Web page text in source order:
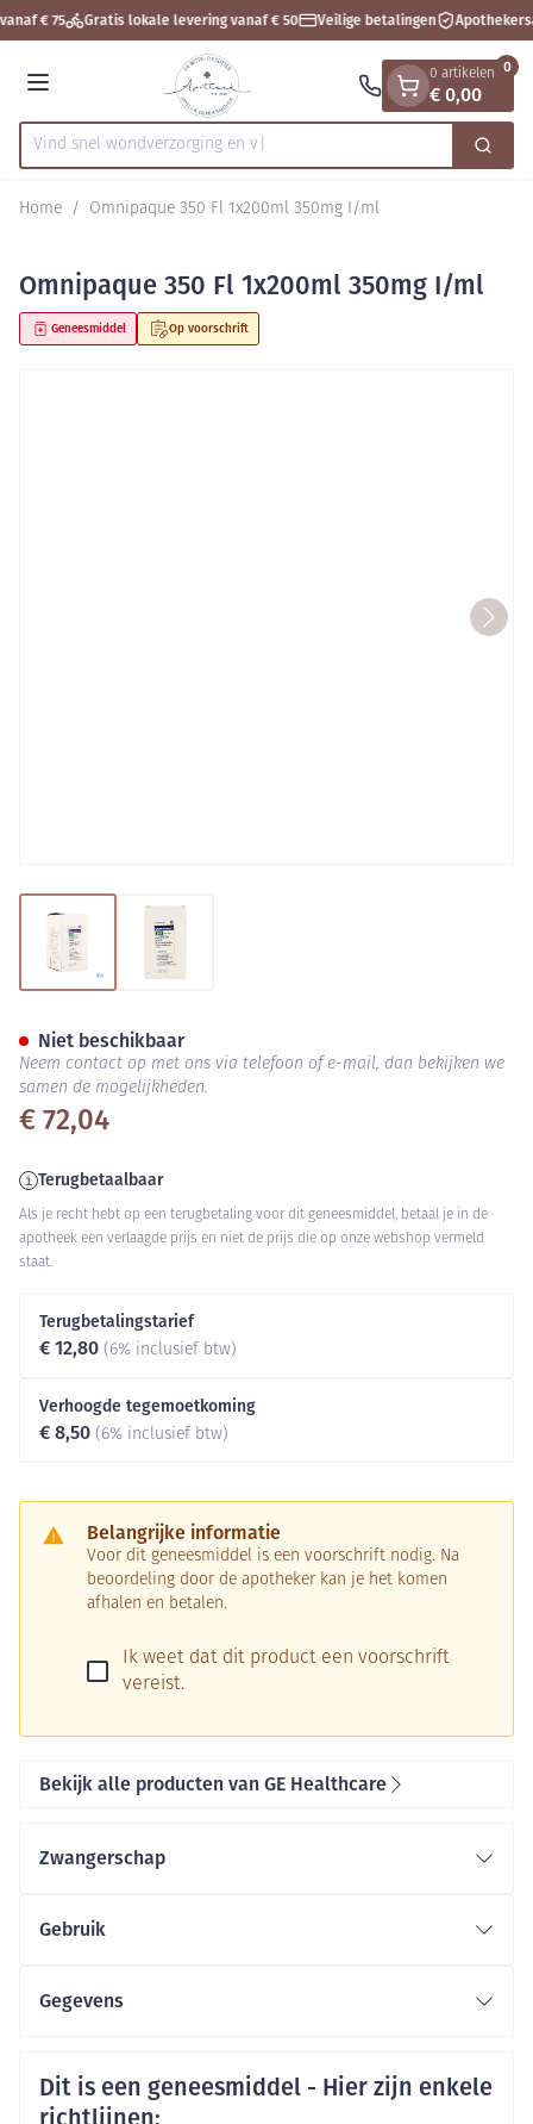
Ga naar de inhoud
1 van 1
€ 75 Gratis lokale levering vanaf € 50 Veilige betalingen
Menu
Product, merk, categorie...
Vind snel wondverzorg Zoek
0 artikelen
€ 0,00
0
Home / Omnipaque 350 Fl 1x200ml 350mg I/ml
Omnipaque 350 Fl 1x200ml 350mg I/ml
Op voorschrift
Geneesmiddel
View larger imageView larger image
€ 72,04
Terugbetaalbaar
Als je recht hebt op een terugbetaling voor dit geneesmiddel, betaal je in de
apotheek een verlaagde prijs en niet de prijs die op onze webshop vermeld
staat.
Terugbetalingstarief
€ 12,80 (6% inclusief btw)
Verhoogde tegemoetkoming
€ 8,50 (6% inclusief btw)
Belangrijke informatie
Voor dit geneesmiddel is een voorschrift nodig. Na
beoordeling door de apotheker kan je het komen
afhalen en betalen.
Ik weet dat dit product een voorschrift
vereist.
Niet beschikbaar
Neem contact op met ons via telefoon of e-mail, dan bekijken we
samen de mogelijkheden.
Bekijk alle producten van GE Healthcare
Zwangerschap
Gebruik
Gegevens
Organisaties
Veiligheidsinformatie
Dit is een geneesmiddel - Hier zijn enkele
richtlijnen: